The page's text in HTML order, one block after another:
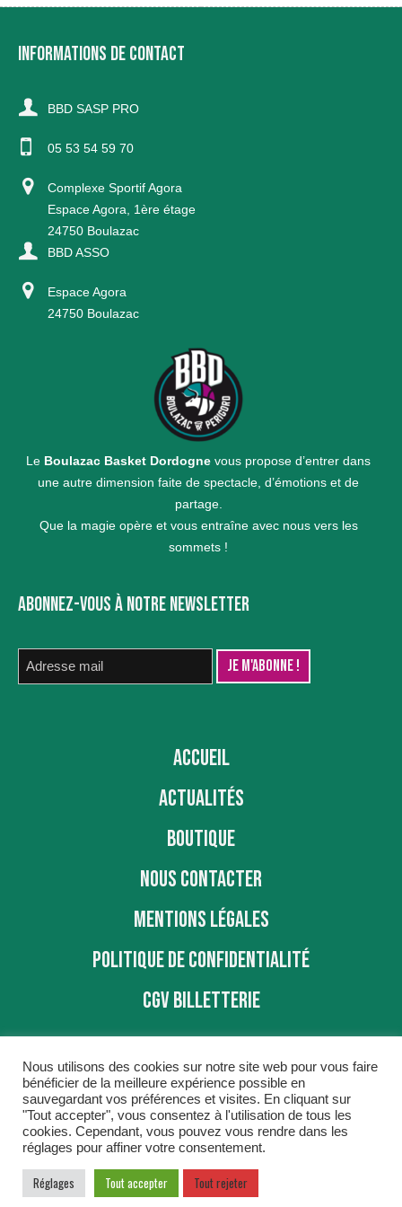
INFORMATIONS DE CONTACT
BBD SASP PRO
05 53 54 59 70
Complexe Sportif Agora
Espace Agora, 1ère étage
24750 Boulazac
BBD ASSO
Espace Agora
24750 Boulazac
Le Boulazac Basket Dordogne vous propose d’entrer dans
une autre dimension faite de spectacle, d’émotions et de
partage.
Que la magie opère et vous entraîne avec nous vers les
sommets !
ABONNEZ-VOUS À NOTRE NEWSLETTER
ACCUEIL
ACTUALITÉS
BOUTIQUE
NOUS CONTACTER
MENTIONS LÉGALES
POLITIQUE DE CONFIDENTIALITÉ
CGV BILLETTERIE
BBD © 2016
Conseil et Accompagnement réalisé parCOGITIME
Nous utilisons des cookies sur notre site web pour vous faire
bénéficier de la meilleure expérience possible en
sauvegardant vos préférences et visites. En cliquant sur
"Tout accepter", vous consentez à l'utilisation de tous les
cookies. Cependant, vous pouvez vous rendre dans les
réglages pour affiner votre consentement.
Réglages Tout accepter Tout rejeter